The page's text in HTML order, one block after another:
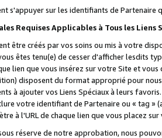
s'appuyer sur les identifiants de Partenaire
Requises Applicables à Tous les Liens
être créés par vos soins ou mis à votre
êtes tenu(e) de cesser d'afficher lesdits
lien que vous insérez sur votre Site et
disposent du format approprié pour
à ajouter vos Liens Spéciaux à leurs
votre identifiant de Partenaire ou « tag
à l'URL de chaque lien que vous placez
réserve de notre approbation, nous